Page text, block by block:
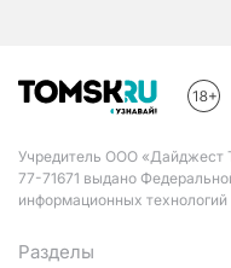
Учредитель ООО
77-71671 выдано
информационных
Разделы